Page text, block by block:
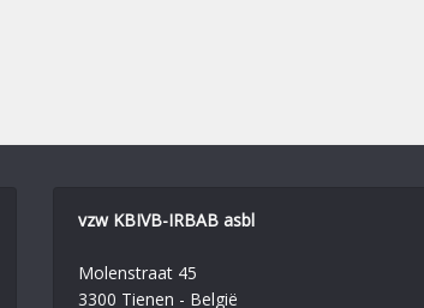
vzw KBIVB-IRBAB asbl
Molenstraat 45
3300 Tienen - België